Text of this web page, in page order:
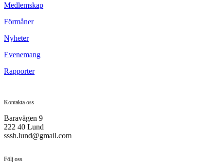
Medlemskap
Förmåner
Nyheter
Evenemang
Rapporter
Kontakta oss
Baravägen 9
222 40 Lund
sssh.lund@gmail.com
Följ oss